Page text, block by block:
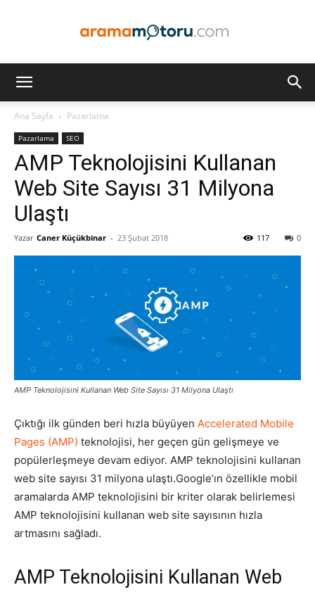
Pazarlaması
SEO,
Ana Sayfa Pazarlama
Pazarlama SEO
AMP Teknolojisini Kullanan
Web Site Sayısı 31 Milyona
Ulaştı
Yazar Caner Küçükbinar - 23 Şubat 2018 0
117
AMP Teknolojisini Kullanan Web Site Sayısı 31 Milyona Ulaştı
Çıktığı ilk günden beri hızla büyüyen Accelerated Mobile
Pages (AMP) teknolojisi, her geçen gün gelişmeye ve
popülerleşmeye devam ediyor. AMP teknolojisini kullanan
web site sayısı 31 milyona ulaştı.Google’ın özellikle mobil
aramalarda AMP teknolojisini bir kriter olarak belirlemesi
AMP teknolojisini kullanan web site sayısının hızla
artmasını sağladı.
AMP Teknolojisini Kullanan Web